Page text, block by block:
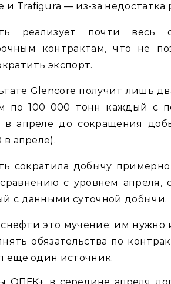
и Trafigura — из-за недостатка
реализует почти
контрактам, что не
экспорт.
Glencore получит лишь
по 100 000 тонн каждый с
в апреле до сокращения
в апреле).
сократила добычу примерно
с уровнем апреля,
с данными суточной добычи.
это мучение: им нужно
обязательства по
еще один источник.